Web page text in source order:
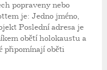
popraveny nebo
je: Jedno jméno,
Poslední adresa je
obětí holokaustu a
připomínají oběti